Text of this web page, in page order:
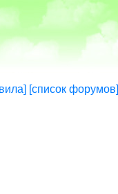
[список форумов]